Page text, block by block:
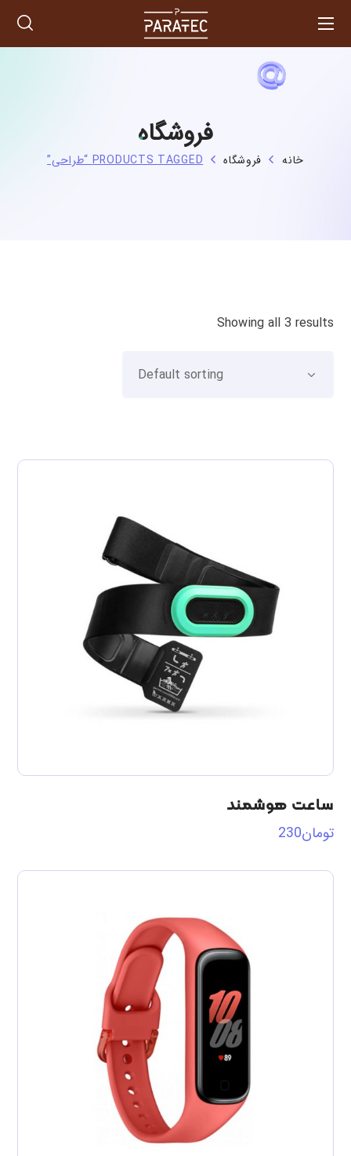
فروشگاه
خانه فروشگاه PRODUCTS TAGGED “طراحی”
Showing all 3 results
ساعت هوشمند
تومان230